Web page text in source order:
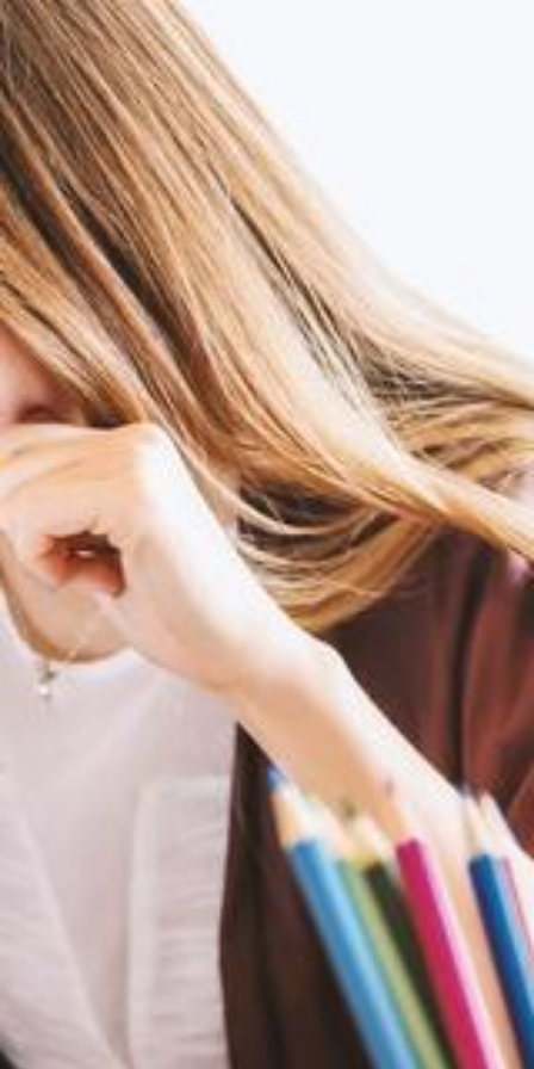
Zum Hauptinhalt springen
Menü
Leben und Freizeit
Bestehst du unser Primarschulquiz?
Mara Schlumpf (mas)
18.08.2019, 04:30 Uhr
Südostschweiz bei Google bevorzugen